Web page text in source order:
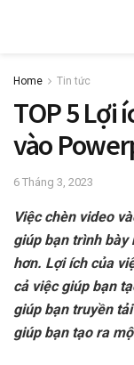
Home Tin tức
TOP 5 Lợi
vào
6 Tháng 3, 2023
Việc chèn video
giúp bạn trình bày
hơn. Lợi ích của
cả việc giúp bạn
giúp bạn truyền
giúp bạn tạo ra